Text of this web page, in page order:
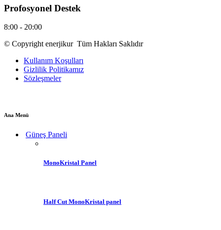
Profosyonel Destek
8:00 - 20:00
© Copyright enerjikur Tüm Hakları Saklıdır
Kullanım Koşulları
Gizlilik Politikamız
Sözleşmeler
Ana Menü
Güneş Paneli
MonoKristal Panel
Half Cut MonoKristal panel